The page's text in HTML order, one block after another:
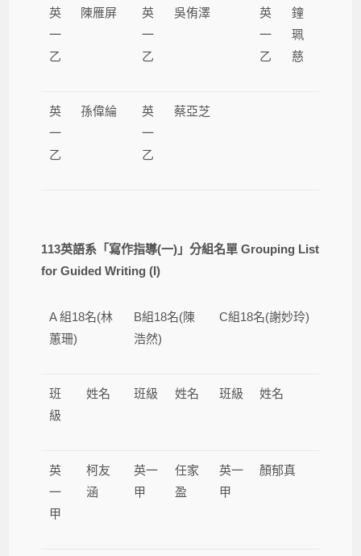
英
一
乙
陳雁屏
英
一
乙
吳侑澤
英
一
乙
鐘
珮
慈
英
一
乙
孫偉綸
英
一
乙
蔡亞芝
113英語系「寫作指導(一) 」分組名單Grouping List
for Guided Writing (I)
A 組18名(林
蕙珊)
B組18名(陳
浩然)
C組18名(謝妙玲)
班
級
姓名 班級 姓名 班級 姓名
英
一
甲
柯友
涵
英一
甲
任家
盈
英一
甲
顏郁真